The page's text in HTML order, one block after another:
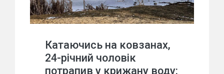
Катаючись на ковзанах,
24-річний чоловік
потрапив у крижану воду: